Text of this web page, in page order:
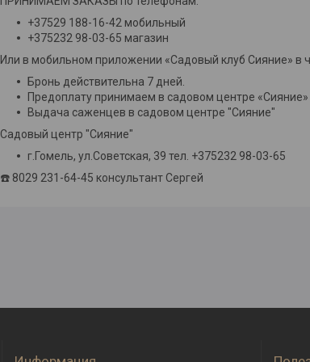
+37529 188-16-42 мобильный
+375232 98-03-65 магазин
Или в мобильном приложении «Садовый клуб Сияние»
Бронь действительна 7 дней.
Предоплату принимаем в садовом центре «Сияние»
Выдача саженцев в садовом центре "Сияние"
Садовый центр "Сияние"
г.Гомель, ул.Советская, 39 тел. +375232 98-03-65
☎️ 8029 231-64-45 консультант Сергей